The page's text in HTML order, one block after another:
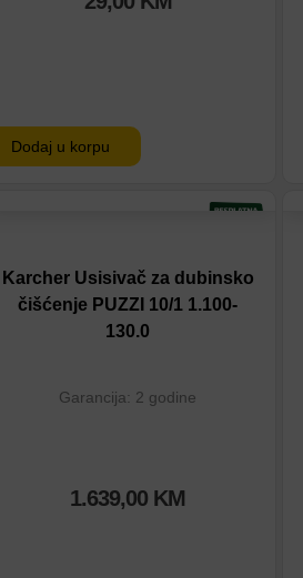
Dodaj u korpu
Dodaj u poređenje
Karcher Usisivač za dubinsko
čišćenje PUZZI 10/1 1.100-
130.0
Garancija: 2 godine
1.639,00 KM